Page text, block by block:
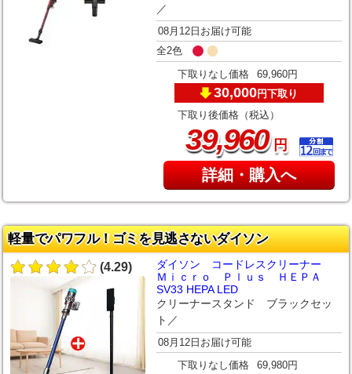
／
08月12日お届け可能
全2色
下取りなし価格 69,960円
30,000円下取り
下取り後価格（税込）
39,960円
詳細・購入へ
軽量でパワフル！ゴミを見逃さないダイソン
(4.29)
ダイソン コードレスクリーナー
Ｍｉｃｒｏ Ｐｌｕｓ ＨＥＰＡ
SV33 HEPA LED
クリーナースタンド ブラックセッ
ト／
08月12日お届け可能
下取りなし価格 69,980円